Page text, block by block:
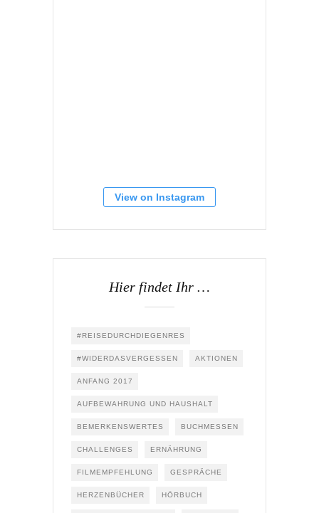
View on Instagram
Hier findet Ihr …
#REISEDURCHDIEGENRES
#WIDERDASVERGESSEN AKTIONEN
ANFANG 2017
AUFBEWAHRUNG UND HAUSHALT
BEMERKENSWERTES BUCHMESSEN
CHALLENGES ERNÄHRUNG
FILMEMPFEHLUNG GESPRÄCHE
HERZENBÜCHER HÖRBUCH